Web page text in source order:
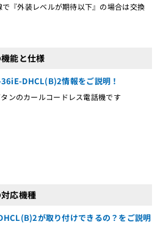
『外装レベルが期待以下』の場合は交換
能と仕様
DHCL(B)2情報をご説明！
ンのカールコードレス電話機です
応機種
が取り付けできるの？をご説明